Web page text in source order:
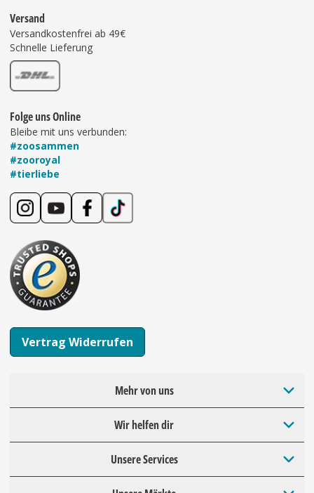
Versand
Versandkostenfrei ab 49€
Schnelle Lieferung
Folge uns Online
Bleibe mit uns verbunden:
#zoosammen
#zooroyal
#tierliebe
Vertrag Widerrufen
Mehr von uns
Wir helfen dir
Unsere Services